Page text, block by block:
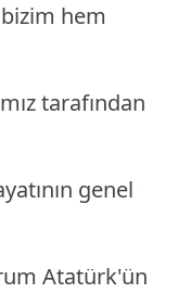
hem
tarafından
genel
Atatürk'ün